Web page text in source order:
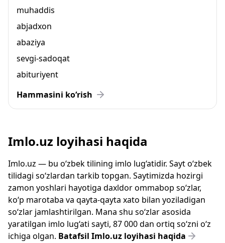
muhaddis
abjadxon
abaziya
sevgi-sadoqat
abituriyent
Hammasini ko‘rish
Imlo.uz loyihasi haqida
Imlo.uz — bu o‘zbek tilining imlo lug‘atidir. Sayt o‘zbek
tilidagi so‘zlardan tarkib topgan. Saytimizda hozirgi
zamon yoshlari hayotiga daxldor ommabop so‘zlar,
ko‘p marotaba va qayta-qayta xato bilan yoziladigan
so‘zlar jamlashtirilgan. Mana shu so‘zlar asosida
yaratilgan imlo lug‘ati sayti, 87 000 dan ortiq so‘zni o‘z
ichiga olgan. Batafsil Imlo.uz loyihasi haqida